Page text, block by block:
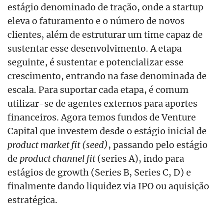
estágio denominado de tração, onde a startup
eleva o faturamento e o número de novos
clientes, além de estruturar um time capaz de
sustentar esse desenvolvimento. A etapa
seguinte, é sustentar e potencializar esse
crescimento, entrando na fase denominada de
escala. Para suportar cada etapa, é comum
utilizar-se de agentes externos para aportes
financeiros. Agora temos fundos de Venture
Capital que investem desde o estágio inicial de
product market fit (seed), passando pelo estágio
de product channel fit(series A), indo para
estágios de growth (Series B, Series C, D) e
finalmente dando liquidez via IPO ou aquisição
estratégica.